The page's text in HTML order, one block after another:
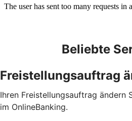
Beliebte
Freistellungsauftrag
Ihren Freistellungsauftrag ändern
im OnlineBanking.